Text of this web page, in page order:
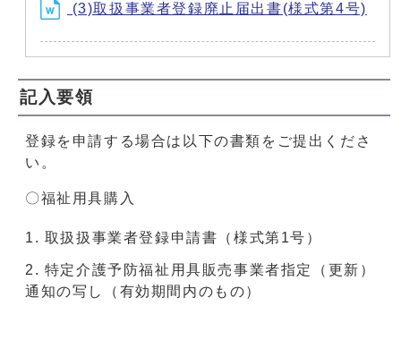
(3)取扱事業者登録廃止届出書(様式第4号)
記入要領
登録を申請する場合は以下の書類をご提出くださ
い。
〇福祉用具購入
取扱扱事業者登録申請書（様式第1号）
特定介護予防福祉用具販売事業者指定（更新）
通知の写し（有効期間内のもの）